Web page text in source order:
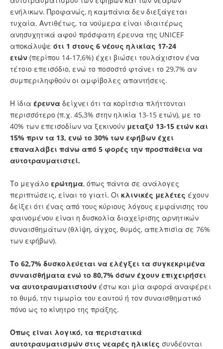
ενήλικων. Προφανώς, η καμπάνια δεν διεξάγεται
τυχαία. Αντιθέτως, τα νούμερα είναι ιδιαιτέρως
ανησυχητικά αφού πρόσφατη έρευνα της UNICEF
αποκάλυψε ότι 1 στους 6 νέους ηλικίας 17-24
ετών (περίπου 14-17,6%) έχει βιώσει τουλάχιστον ένα
τέτοιο επεισόδιο, ενώ το ποσοστό φτάνει το 29,7% αν
συμπεριληφθούν οι αμφίβολες απαντήσεις.
Η ίδια έρευνα δείχνει ότι τα κορίτσια πλήττονται
περισσότερο (π.χ. 45,3% στην ηλικία 13-15 ετών), με το
40% των επεισοδίων να ξεκινούν μεταξύ 13-15 ετών και
15% πριν τα 13, ενώ το 30% των εφήβων έχει
επαναλάβει πάνω από 5 φορές την προσπάθεια να
αυτοτραυματιστεί.
Το μεγάλο ερώτημα, όπως πάντα σε ανάλογες
περιπτώσεις, είναι το γιατί. Οι κλινικές μελέτες έχουν
δείξει ότι ένας από τους κύριους λόγους εμφάνισης του
φαινομένου είναι η δυσκολία διαχείρισης αρνητικών
συναισθημάτων (θλίψη, άγχος, θυμός, απελπισία σε 76%
των εφήβων).
Το 62,7% δυσκολεύεται να ελέγξει τα συγκεκριμένα
συναισθήματα ενώ το 80,7% όσων έχουν επιχειρήσει
να αυτοτραυματιστούν έστω και μία αφορά αναφέρει
το θυμό, την τιμωρία του εαυτού ή τον συναισθηματικό
πόνο ως το κίνητρο της πράξης.
Οπως είναι λογικό, τα περιστατικά
αυτοτραυματισμών στις νεαρές ηλικίες συνδέονται